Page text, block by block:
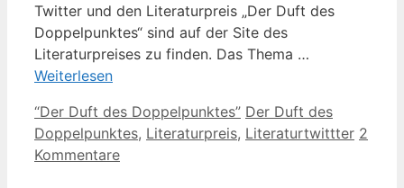
Twitter und den Literaturpreis „Der Duft des
Doppelpunktes“ sind auf der Site des
Literaturpreises zu finden. Das Thema …
Weiterlesen
Kategorien
“Der Duft des Doppelpunktes” Schlagwörter
Der Duft des
Doppelpunktes, Literaturpreis, Literaturtwittter 2
Kommentare